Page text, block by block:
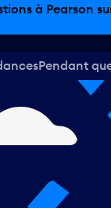
et bien plus
Pendant